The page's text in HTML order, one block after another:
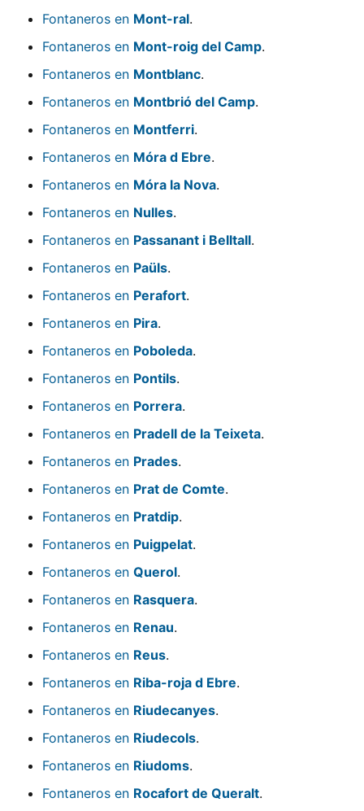
Fontaneros en Mont-ral.
Fontaneros en Mont-roig del Camp.
Fontaneros en Montblanc.
Fontaneros en Montbrió del Camp.
Fontaneros en Montferri.
Fontaneros en Móra d Ebre.
Fontaneros en Móra la Nova.
Fontaneros en Nulles.
Fontaneros en Passanant i Belltall.
Fontaneros en Paüls.
Fontaneros en Perafort.
Fontaneros en Pira.
Fontaneros en Poboleda.
Fontaneros en Pontils.
Fontaneros en Porrera.
Fontaneros en Pradell de la Teixeta.
Fontaneros en Prades.
Fontaneros en Prat de Comte.
Fontaneros en Pratdip.
Fontaneros en Puigpelat.
Fontaneros en Querol.
Fontaneros en Rasquera.
Fontaneros en Renau.
Fontaneros en Reus.
Fontaneros en Riba-roja d Ebre.
Fontaneros en Riudecanyes.
Fontaneros en Riudecols.
Fontaneros en Riudoms.
Fontaneros en Rocafort de Queralt.